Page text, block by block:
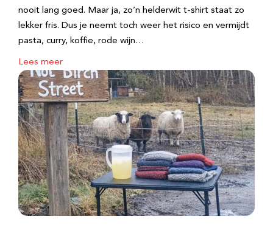
nooit lang goed. Maar ja, zo’n helderwit t-shirt staat zo
lekker fris. Dus je neemt toch weer het risico en vermijdt
pasta, curry, koffie, rode wijn…
Lees meer